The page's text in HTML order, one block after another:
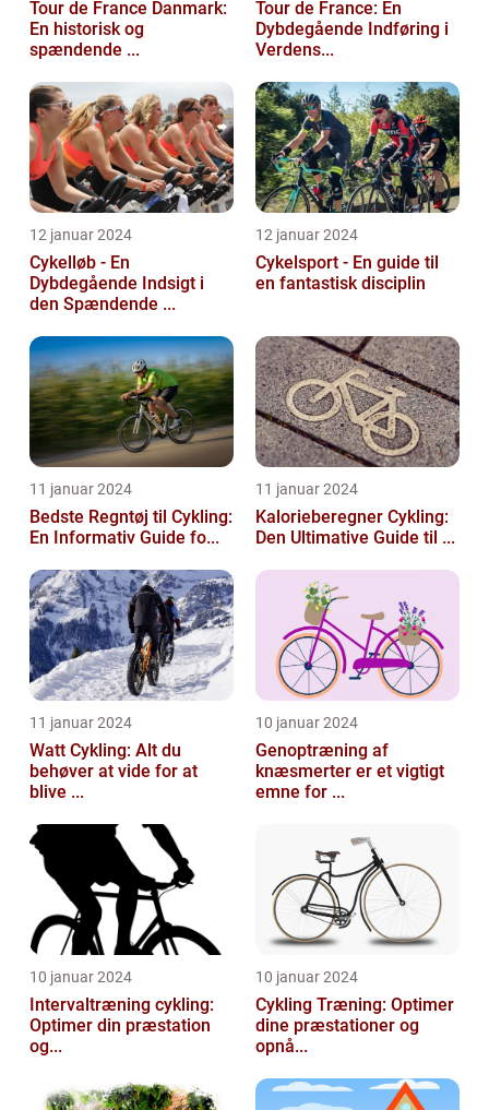
Tour de France Danmark:
En historisk og
spændende ...
Tour de France: En
Dybdegående Indføring i
Verdens...
12 januar 2024
Cykelløb - En
Dybdegående Indsigt i
den Spændende ...
12 januar 2024
Cykelsport - En guide til
en fantastisk disciplin
11 januar 2024
Bedste Regntøj til Cykling:
En Informativ Guide fo...
11 januar 2024
Kalorieberegner Cykling:
Den Ultimative Guide til ...
11 januar 2024
Watt Cykling: Alt du
behøver at vide for at
blive ...
10 januar 2024
Genoptræning af
knæsmerter er et vigtigt
emne for ...
10 januar 2024
Intervaltræning cykling:
Optimer din præstation
og...
10 januar 2024
Cykling Træning: Optimer
dine præstationer og
opnå...